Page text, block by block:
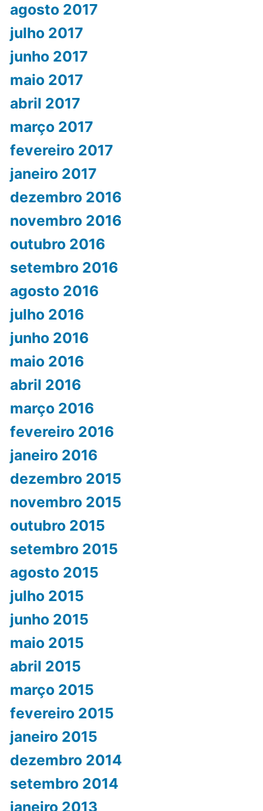
agosto 2017
julho 2017
junho 2017
maio 2017
abril 2017
março 2017
fevereiro 2017
janeiro 2017
dezembro 2016
novembro 2016
outubro 2016
setembro 2016
agosto 2016
julho 2016
junho 2016
maio 2016
abril 2016
março 2016
fevereiro 2016
janeiro 2016
dezembro 2015
novembro 2015
outubro 2015
setembro 2015
agosto 2015
julho 2015
junho 2015
maio 2015
abril 2015
março 2015
fevereiro 2015
janeiro 2015
dezembro 2014
setembro 2014
janeiro 2013